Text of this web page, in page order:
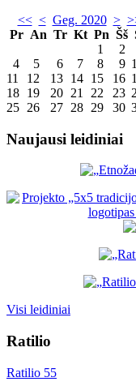
<< < Geg. 2020 >
Pr An Tr Kt Pn Šš
1
2
4
5 6 7 8 9
11
12 13 14 15 16
18 19 20 21 22 23
25 26 27 28 29 30
Naujausi leidiniai
Visi leidiniai
Ratilio
Ratilio 55